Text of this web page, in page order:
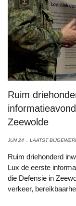
Ruim
Zeewolde
JUN 24 LAATST
Ruim driehonderd
Lux de eerste
die Defensie in
verkeer,